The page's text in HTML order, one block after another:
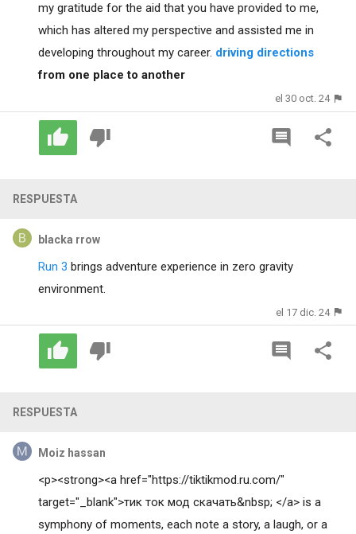
my gratitude for the aid that you have provided to me,
which has altered my perspective and assisted me in
developing throughout my career. driving directions
from one place to another
el 30 oct. 24
RESPUESTA
blacka rrow
Run 3 brings adventure experience in zero gravity
environment.
el 17 dic. 24
RESPUESTA
Moiz hassan
<p><strong><a href="https://tiktikmod.ru.com/"
target="_blank">тик ток мод скачать&nbsp; </a> is a
symphony of moments, each note a story, a laugh, or a